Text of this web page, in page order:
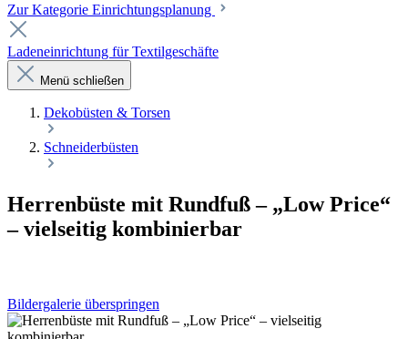
Zur Kategorie Einrichtungsplanung
Ladeneinrichtung für Textilgeschäfte
Menü schließen
Dekobüsten & Torsen
Schneiderbüsten
Herrenbüste mit Rundfuß – „Low Price“
– vielseitig kombinierbar
Bildergalerie überspringen